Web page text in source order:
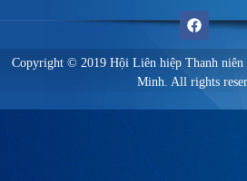
Copyright © 2019 Hội Liên hiệp Thanh niên
Minh. All rights